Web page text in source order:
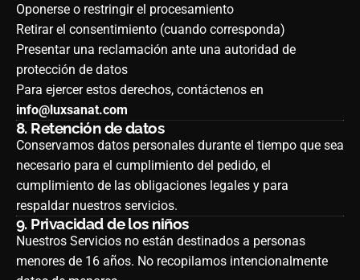
Oponerse o restringir el procesamiento
Retirar el consentimiento (cuando corresponda)
Presentar una reclamación ante una autoridad de
protección de datos
Para ejercer estos derechos, contáctenos en
info@luxsanat.com
8. Retención de datos
Conservamos datos personales durante el tiempo que sea
necesario para el cumplimiento del pedido, el
cumplimiento de las obligaciones legales y para
respaldar nuestros servicios.
9. Privacidad de los niños
Nuestros Servicios no están destinados a personas
menores de 16 años. No recopilamos intencionalmente